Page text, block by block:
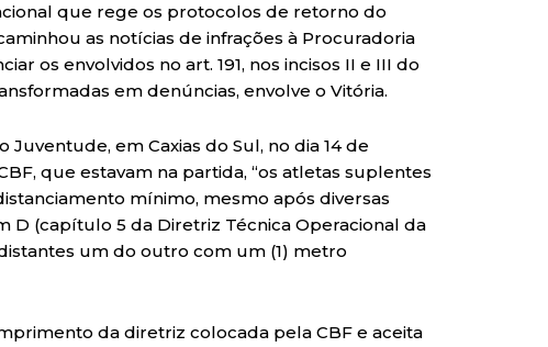
que rege os protocolos de retorno do
as notícias de infrações à Procuradoria
os envolvidos no art. 191, nos incisos II e III do
em denúncias, envolve o Vitória.
em Caxias do Sul, no dia 14 de
que estavam na partida, “os atletas suplentes
mínimo, mesmo após diversas
D (capítulo 5 da Diretriz Técnica Operacional da
um do outro com um (1) metro
da diretriz colocada pela CBF e aceita